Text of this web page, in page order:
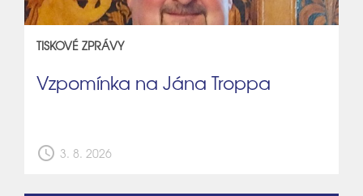
TISKOVÉ ZPRÁVY
Vzpomínka na Jána Troppa
schedule 3. 8. 2026